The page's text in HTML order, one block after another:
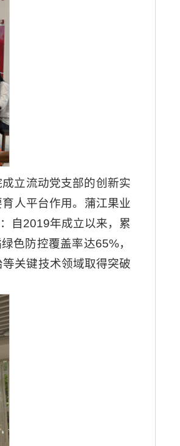
立流动党支部的创新实
人平台作用。蒲江果业
自2019年成立以来，累
色防控覆盖率达65%，
关键技术领域取得突破